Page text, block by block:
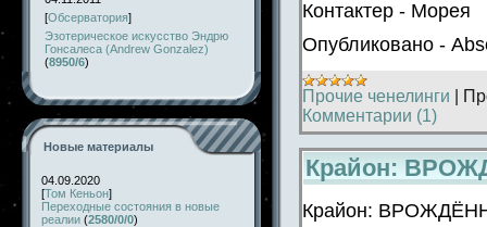
[Обсерватория]
Эзотерическое искусство Эндрю
Гонсалеса (Andrew Gonzalez)
(8950/6)
Новые материалы
04.09.2020
[Том Кеньон]
Переходные состояния в новые
реалии (2580/0/0)
Контактер - Морея
Опубликовано -
Прочие ченелинги
Комментарии (1)
Крайон:
Крайон: